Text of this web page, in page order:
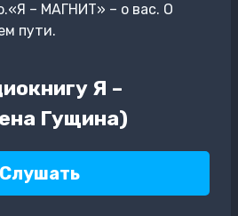
– МАГНИТ» – о вас. О
пути.
Я –
Гущина)
Слушать